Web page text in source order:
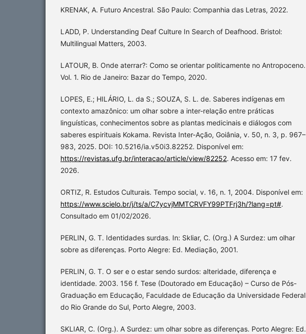
KRENAK, A. Futuro Ancestral. São Paulo: Companhia das Letras, 2022.
LADD, P. Understanding Deaf Culture In Search of Deafhood. Bristol:
Multilingual Matters, 2003.
LATOUR, B. Onde aterrar?: Como se orientar politicamente no Antropoceno.
Vol. 1. Rio de Janeiro: Bazar do Tempo, 2020.
LOPES, E.; HILÁRIO, L. da S.; SOUZA, S. L. de. Saberes indígenas em
contexto amazônico: um olhar sobre a inter-relação entre práticas
linguísticas, conhecimentos sobre as plantas medicinais e diálogos com
saberes espirituais Kokama. Revista Inter-Ação, Goiânia, v. 50, n. 3, p. 967–
983, 2025. DOI: 10.5216/ia.v50i3.82252. Disponível em:
https://revistas.ufg.br/interacao/article/view/82252. Acesso em: 17 fev.
2026.
ORTIZ, R. Estudos Culturais. Tempo social, v. 16, n. 1, 2004. Disponível em:
https://www.scielo.br/j/ts/a/C7ycvjMMTCRVFY99PTFrj3h/?lang=pt#.
Consultado em 01/02/2026.
PERLIN, G. T. Identidades surdas. In: Skliar, C. (Org.) A Surdez: um olhar
sobre as diferenças. Porto Alegre: Ed. Mediação, 2001.
PERLIN, G. T. O ser e o estar sendo surdos: alteridade, diferença e
identidade. 2003. 156 f. Tese (Doutorado em Educação) – Curso de Pós-
Graduação em Educação, Faculdade de Educação da Universidade Federal
do Rio Grande do Sul, Porto Alegre, 2003.
SKLIAR, C. (Org.). A Surdez: um olhar sobre as diferenças. Porto Alegre: Ed.